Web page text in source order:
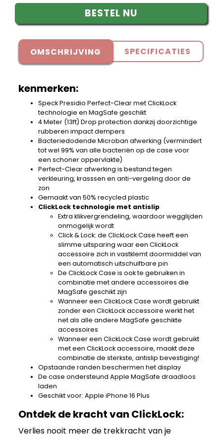
BESTEL NU
OMSCHRIJVING SPECIFICATIES
kenmerken:
Speck Presidio Perfect-Clear met ClickLock
technologie en MagSafe geschikt
4 Meter (13ft) Drop protection dankzij doorzichtige
rubberen impact dempers
Bacteriedodende Microban afwerking (vermindert
tot wel 99% van alle bacteriën op de case voor
een schoner oppervlakte)
Perfect-Clear afwerking is bestand tegen
verkleuring, krasssen en anti-vergeling door de
zon
Gemaakt van 50% recycled plastic
ClickLock technologie met antislip
Extra klikvergrendeling, waardoor wegglijden
onmogelijk wordt
Click & Lock: de ClickLock Case heeft een
slimme uitsparing waar een ClickLock
accessoire zich in vastklemt doormiddel van
een automatisch uitschuifbare pin
De ClickLock Case is ook te gebruiken in
combinatie met andere accessoires die
MagSafe geschikt zijn
Wanneer een ClickLock Case wordt gebruikt
zonder een ClickLock accessoire werkt het
net als alle andere MagSafe geschikte
accessoires
Wanneer een ClickLock Case wordt gebruikt
met een ClickLock accessoire, maakt deze
combinatie de sterkste, antislip bevestiging!
Opstaande randen beschermen het display
De case ondersteund Apple MagSafe draadloos
laden
Geschikt voor: Apple iPhone 16 Plus
Ontdek de kracht van ClickLock:
Verlies nooit meer de trekkracht van je